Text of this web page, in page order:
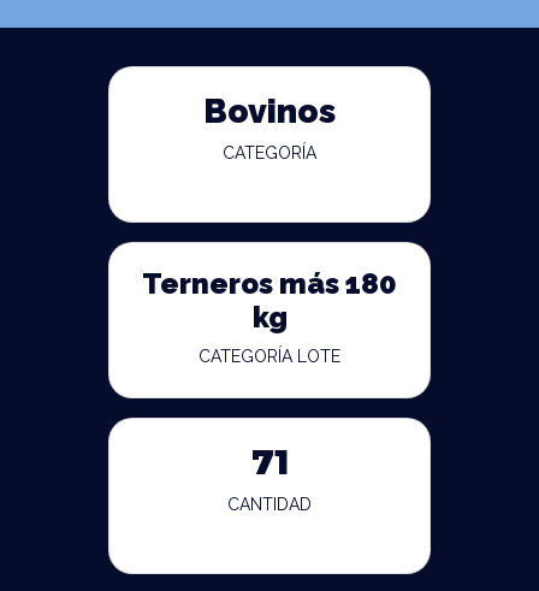
Bovinos
CATEGORÍA
Terneros más 180
kg
CATEGORÍA LOTE
71
CANTIDAD